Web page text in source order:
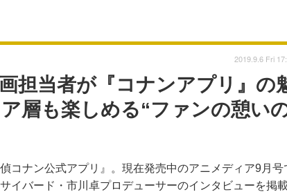
担当者が『コナンアプリ』の
層も楽しめる“ファンの憩い
コナン公式アプリ』。現在発売中のアニメディア9月号
イバード・市川卓プロデューサーのインタビューを掲載
2019.9.6 Fri